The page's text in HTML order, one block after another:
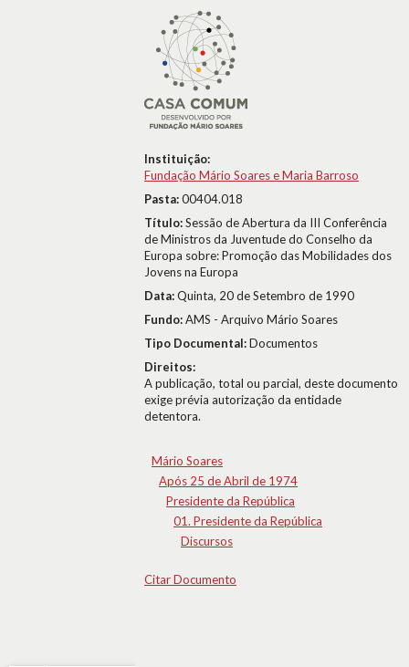
Instituição:
Fundação Mário Soares e Maria Barroso
Pasta:00404.018
Título:Sessão de Abertura da III Conferência
de Ministros da Juventude do Conselho da
Europa sobre: Promoção das Mobilidades dos
Jovens na Europa
Data:Quinta, 20 de Setembro de 1990
Fundo:AMS - Arquivo Mário Soares
Tipo Documental:Documentos
Direitos:
A publicação, total ou parcial, deste documento
exige prévia autorização da entidade
detentora.
Mário Soares
Após 25 de Abril de 1974
Presidente da República
01. Presidente da República
Discursos
Citar Documento